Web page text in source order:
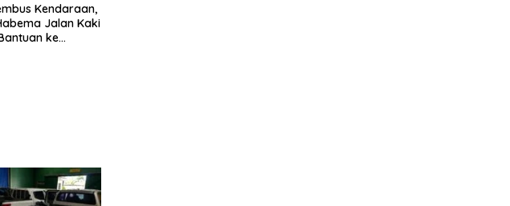
Kendaraan,
Jalan Kaki
ke